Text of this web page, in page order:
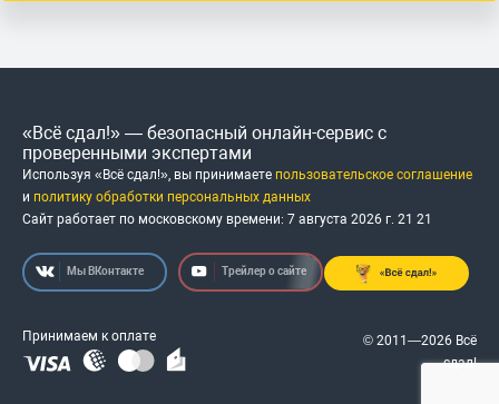
«Всё сдал!» — безопасный онлайн-сервис с
проверенными экспертами
Используя «Всё сдал!», вы принимаете пользовательское соглашение
и политику обработки персональных данных
Сайт работает по московскому времени: 7 августа 2026 г. 21 21
Мы ВКонтакте Трейлер о сайте
Принимаем к оплате
© 2011—2026 Всё
сдал!